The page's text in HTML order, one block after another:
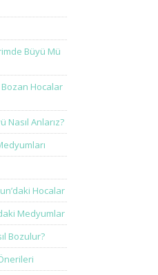
Büyü Mü
Bozan Hocalar
Nasıl Anlarız?
Hocalar
Medyumlar
Bozulur?